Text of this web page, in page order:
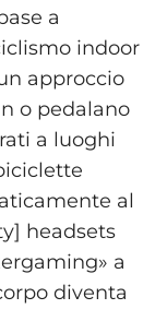
a
indoor
approccio
o pedalano
a luoghi
al
headsets
a
diventa